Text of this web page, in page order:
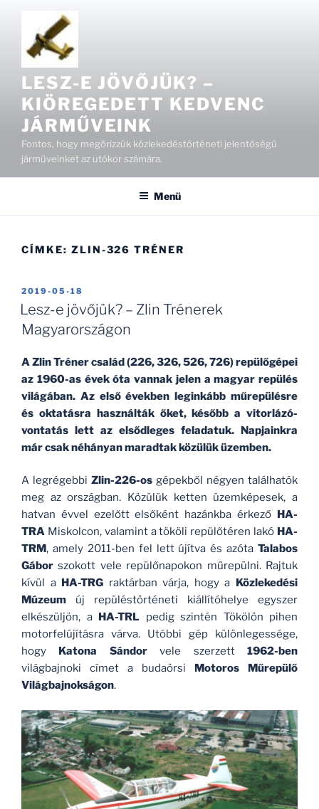
LESZ-E JÖVŐJÜK? –
KIÖREGEDETT KEDVENC
JÁRMŰVEINK
Fontos, hogy megőrizzük közlekedéstörténeti jelentőségű
járműveinket az utókor számára.
Menü
CÍMKE: ZLIN-326 TRÉNER
BEKÜLDVE:
2019-05-18
Lesz-e jövőjük? – Zlin Trénerek
Magyarországon
A Zlin Tréner család (226, 326, 526, 726) repülőgépei
az 1960-as évek óta vannak jelen a magyar repülés
világában. Az első években leginkább műrepülésre
és oktatásra használták őket, később a vitorlázó-
vontatás lett az elsődleges feladatuk. Napjainkra
már csak néhányan maradtak közülük üzemben.
A legrégebbi Zlin-226-os gépekből négyen találhatók
meg az országban. Közülük ketten üzemképesek, a
hatvan évvel ezelőtt elsőként hazánkba érkező HA-
TRA Miskolcon, valamint a tököli repülőtéren lakó HA-
TRM, amely 2011-ben fel lett újítva és azóta Talabos
Gábor szokott vele repülőnapokon műrepülni. Rajtuk
kívül a HA-TRG raktárban várja, hogy a Közlekedési
Múzeum új repüléstörténeti kiállítóhelye egyszer
elkészüljön, a HA-TRL pedig szintén Tökölön pihen
motorfelújításra várva. Utóbbi gép különlegessége,
hogy Katona Sándorvele szerzett1962-ben
világbajnoki címet a budaörsi Motoros Műrepülő
Világbajnokságon.